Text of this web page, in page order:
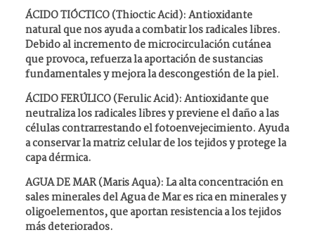
ÁCIDO TIÓCTICO (Thioctic Acid): Antioxidante
natural que nos ayuda a combatir los radicales libres.
Debido al incremento de microcirculación cutánea
que provoca, refuerza la aportación de sustancias
fundamentales y mejora la descongestión de la piel.
ÁCIDO FERÚLICO (Ferulic Acid): Antioxidante que
neutraliza los radicales libres y previene el daño a las
células contrarrestando el fotoenvejecimiento. Ayuda
a conservar la matriz celular de los tejidos y protege la
capa dérmica.
AGUA DE MAR (Maris Aqua): La alta concentración en
sales minerales del Agua de Mar es rica en minerales y
oligoelementos, que aportan resistencia a los tejidos
más deteriorados.